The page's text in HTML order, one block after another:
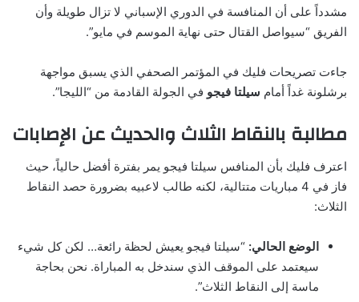
مشدداً على أن المنافسة في الدوري الإسباني لا تزال طويلة وأن
الفريق “سيواصل القتال حتى نهاية الموسم في مايو”.
جاءت تصريحات فليك في المؤتمر الصحفي الذي يسبق مواجهة
برشلونة غداً أمام سيلتا فيجو في الجولة القادمة من “الليجا”.
مطالبة بالنقاط الثلاث والحديث عن الإصابات
اعترف فليك بأن المنافس سيلتا فيجو يمر بفترة أفضل حالياً، حيث
فاز في 4 مباريات متتالية، لكنه طالب لاعبيه بضرورة حصد النقاط
الثلاث:
الوضع الحالي: “سيلتا فيجو يعيش لحظة رائعة… لكن كل شيء
سيعتمد على الموقف الذي سندخل به المباراة. نحن بحاجة
ماسة إلى النقاط الثلاث”.